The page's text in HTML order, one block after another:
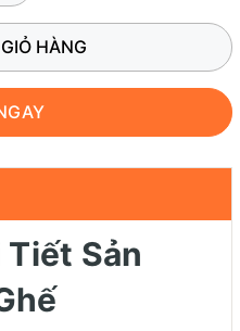
HÀNG
Sản